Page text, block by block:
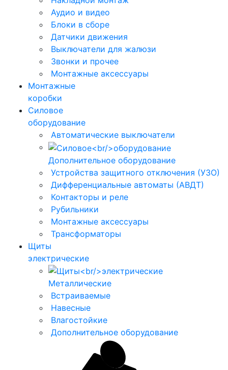
Аудио и видео
Блоки в сборе
Датчики движения
Выключатели для жалюзи
Звонки и прочее
Монтажные аксессуары
Монтажные
коробки
Силовое
оборудование
Автоматические выключатели
Дополнительное оборудование
Устройства защитного отключения (УЗО)
Дифференциальные автоматы (АВДТ)
Контакторы и реле
Рубильники
Монтажные аксессуары
Трансформаторы
Щиты
электрические
Металлические
Встраиваемые
Навесные
Влагостойкие
Дополнительное оборудование